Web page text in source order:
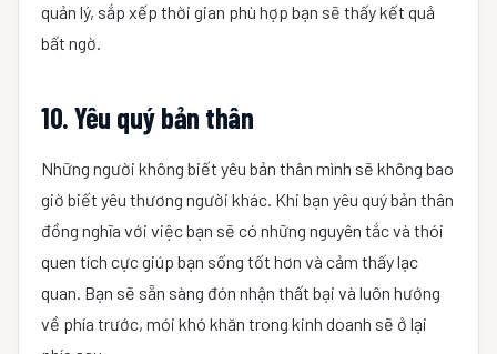
quản lý, sắp xếp thời gian phù hợp bạn sẽ thấy kết quả
bất ngờ.
10. Yêu quý bản thân
Những người không biết yêu bản thân mình sẽ không bao
giờ biết yêu thương người khác. Khi bạn yêu quý bản thân
đồng nghĩa với việc bạn sẽ có những nguyên tắc và thói
quen tích cực giúp bạn sống tốt hơn và cảm thấy lạc
quan. Bạn sẽ sẵn sàng đón nhận thất bại và luôn hướng
về phía trước, mói khó khăn trong kinh doanh sẽ ở lại